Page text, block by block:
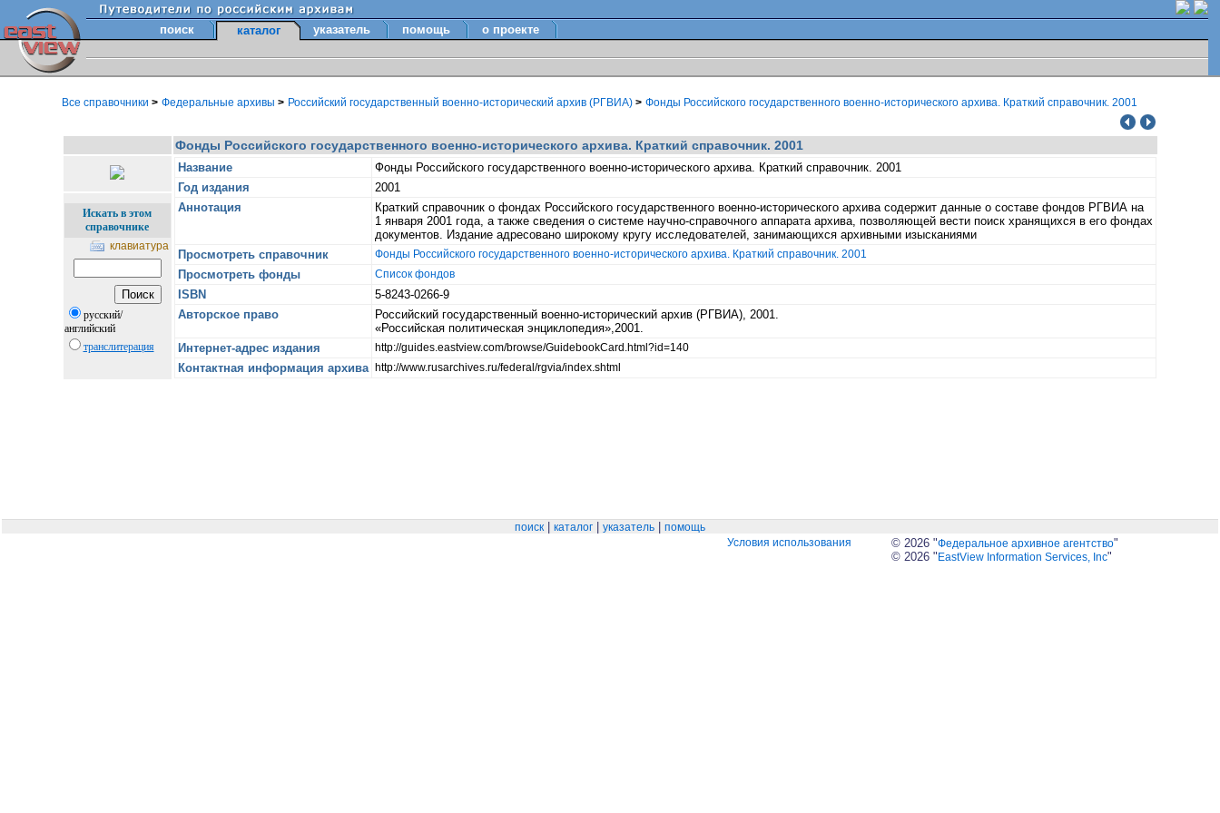
поиск каталог указатель помощь о проекте
Все справочники > Федеральные архивы > Российский государственный военно-исторический архив (РГВИА) > Фонды Российского государственного военно-исторического архива. Краткий справочник. 2001
Фонды Российского государственного военно-исторического архива. Краткий справочник. 2001
Название
Фонды Российского государственного военно-исторического архива. Краткий справочник. 2001
Год издания
2001
Аннотация
Краткий справочник о фондах Российского государственного военно-исторического архива содержит данные о составе фондов РГВИА на
1 января 2001 года, а также сведения о системе научно-справочного аппарата архива, позволяющей вести поиск хранящихся в его фондах
документов. Издание адресовано широкому кругу исследователей, занимающихся архивными изысканиями
Просмотреть справочник
Фонды Российского государственного военно-исторического архива. Краткий справочник. 2001
Просмотреть фонды Список фондов
ISBN
5-8243-0266-9
Авторское право
Российский государственный военно-исторический архив (РГВИА), 2001.
«Российская политическая энциклопедия»,2001.
Интернет-адрес издания
http://guides.eastview.com/browse/GuidebookCard.html?id=140
Контактная информация архива http://www.rusarchives.ru/federal/rgvia/index.shtml
Искать в этом
справочнике
клавиатура
русский/
английский
транслитерация
поиск каталог указатель
помощь
Условия использования
© 2026 "Федеральное архивное агентство"
© 2026 " EastView Information Services, Inc"